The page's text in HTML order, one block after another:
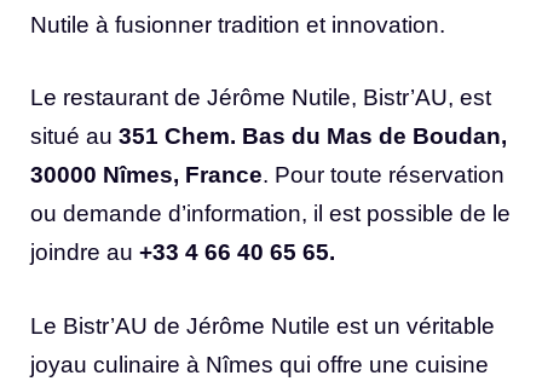
Nutile à fusionner tradition et innovation.
Le restaurant de Jérôme Nutile, Bistr’AU, est
situé au 351 Chem. Bas du Mas de Boudan,
30000 Nîmes, France. Pour toute réservation
ou demande d’information, il est possible de le
joindre au +33 4 66 40 65 65.
Le Bistr’AU de Jérôme Nutile est un véritable
joyau culinaire à Nîmes qui offre une cuisine